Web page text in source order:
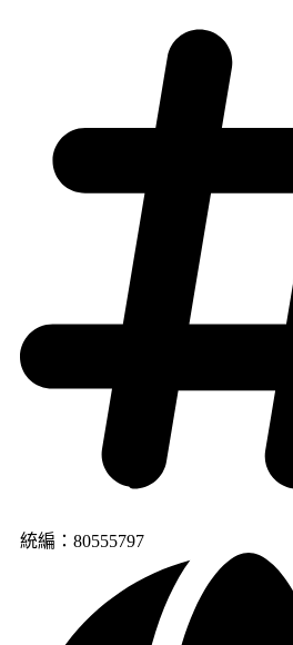
統編：80555797